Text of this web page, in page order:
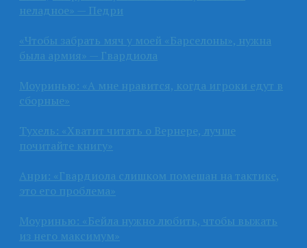
неладное» — Педри
«Чтобы забрать мяч у моей «Барселоны», нужна
была армия» — Гвардиола
Моуринью: «А мне нравится, когда игроки едут в
сборные»
Тухель: «Хватит читать о Вернере, лучше
почитайте книгу»
Анри: «Гвардиола слишком помешан на тактике,
это его проблема»
Моуринью: «Бейла нужно любить, чтобы выжать
из него максимум»